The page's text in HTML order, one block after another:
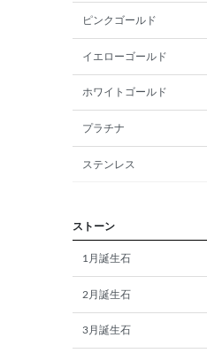
ピンクゴールド
イエローゴールド
ホワイトゴールド
プラチナ
ステンレス
ストーン
1月誕生石
2月誕生石
3月誕生石